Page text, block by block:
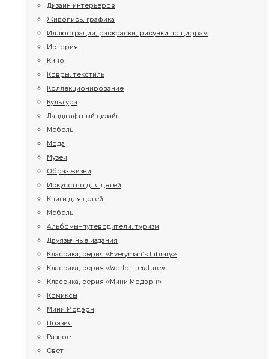
Дизайн интерьеров
Живопись, графика
Иллюстрации, раскраски, рисунки по цифрам
История
Кино
Ковры, текстиль
Коллекционирование
Культура
Ландшафтный дизайн
Мебель
Мода
Музеи
Образ жизни
Искусство для детей
Книги для детей
Мебель
Альбомы-путеводители, туризм
Двуязычные издания
Классика, серия «Everyman’s Library»
Классика, серия «WorldLiterature»
Классика, серия «Мини Модэрн»
Комиксы
Мини Модэрн
Поэзия
Разное
Свет